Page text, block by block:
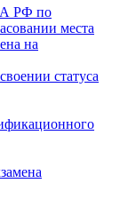
РФ по
места
на
статуса